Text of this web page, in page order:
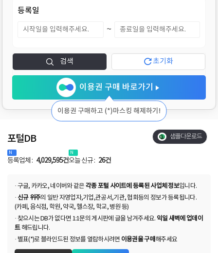
등록일
~
검색 초기화
이용권 구매 바로가기
이용권 구매하고 (*)마스킹 해제하기!
포털DB
등록업체 : 4,029,595건오늘 신규 : 26건
샘플다운로드
· 구글, 카카오, 네이버와 같은 각종 포털 사이트에 등록된 사업체 정보입니다.
· 신규 위주의 일반 자영업자,기업,관공서,기관, 협회등의 정보가 등록됩니다.
(카페, 음식점, 학원, 약국, 헬스장, 학교, 병원 등)
· 찾으시는 DB가 없다면 1:1문의 게시판에 글을 남겨주세요. 익일 새벽에 업데이
트해드립니다.
· 별표(*)로 블라인드된 정보를 열람하시려면 이용권을 구매 해주세요